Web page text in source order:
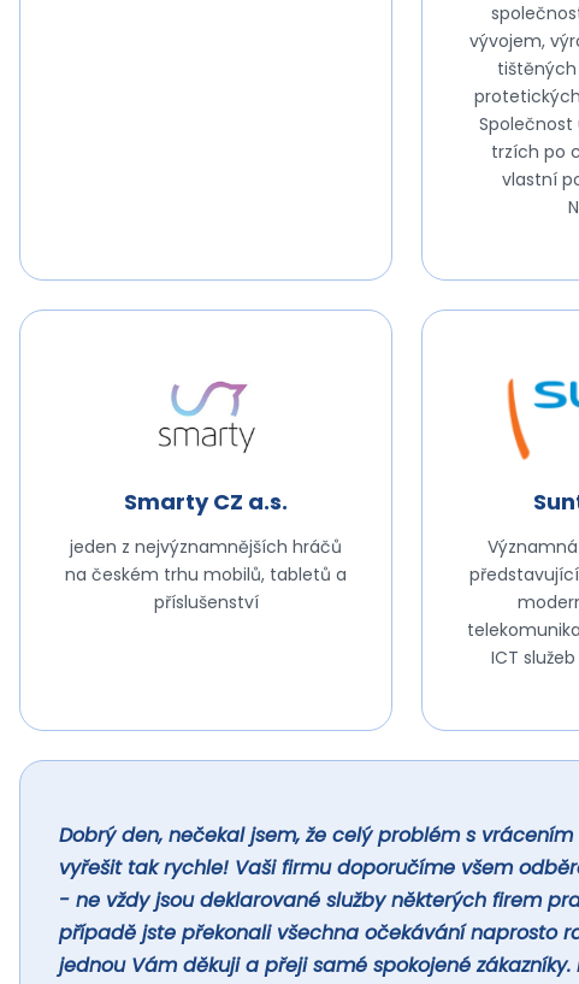
vývojem,
Společnost
trzích po
vlastní
Smarty CZ a.s.
jeden z nejvýznamnějších hráčů
na českém trhu mobilů, tabletů a
příslušenství
ICT
Dobrý den, nečekal jsem, že celý problém s vrácením
vyřešit tak rychle! Vaši firmu doporučíme všem
- ne vždy jsou deklarované služby některých firem
případě jste překonali všechna očekávání naprosto
jednou Vám děkuji a přeji samé spokojené zákazníky.